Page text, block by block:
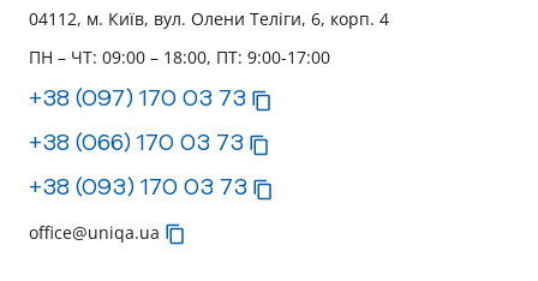
04112, м. Київ, вул. Олени Теліги, 6, корп. 4
ПН – ЧТ: 09:00 – 18:00, ПТ: 9:00-17:00
+38 (097) 170 03 73
+38 (066) 170 03 73
+38 (093) 170 03 73
office@uniqa.ua